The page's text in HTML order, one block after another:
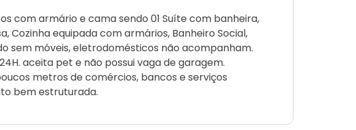
com armário e cama sendo 01 Suíte com banheira,
Cozinha equipada com armários, Banheiro Social,
sem móveis, eletrodomésticos não acompanham.
aceita pet e não possui vaga de garagem.
metros de comércios, bancos e serviços
bem estruturada.